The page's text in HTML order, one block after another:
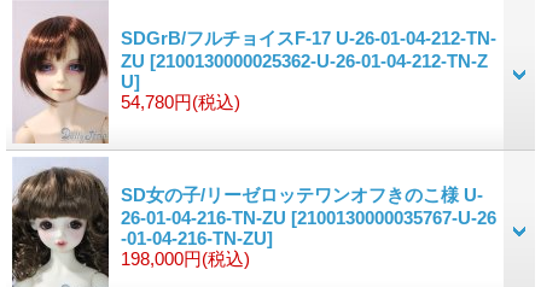
SDGrB/フルチョイスF-17 U-26-01-04-212-TN-
ZU [2100130000025362-U-26-01-04-212-TN-Z
U]
54,780円(税込)
SD女の子/リーゼロッテワンオフきのこ様 U-
26-01-04-216-TN-ZU [2100130000035767-U-26
-01-04-216-TN-ZU]
198,000円(税込)